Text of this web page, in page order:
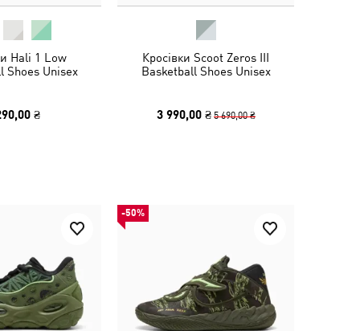
Hali 1 Low
Shoes Unisex
₴
Кросівки Scoot Zeros III
Basketball Shoes Unisex
3 990,00 ₴ 5 690,00 ₴
-50%